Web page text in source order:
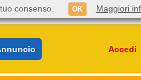
Accedi
consenso. OK Maggiori